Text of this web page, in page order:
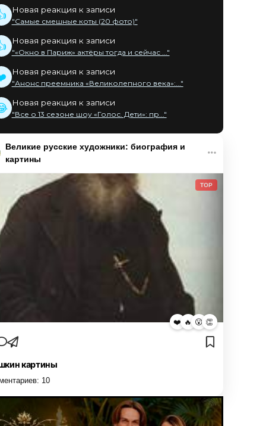
Новая реакция к записи
"Самые смешные коты (20 фото)"
Новая реакция к записи
"«Окно в Париж» актёры тогда и сейчас ..."
Новая реакция к записи
"Анонс преемника «Великолепного века»:..."
Новая реакция к записи
"Все о 13 сезоне шоу «Голос. Дети»: пр..."
Великие русские художники: биография и
картины
TOP
❤️ 🔥 😮 👏
картины
10